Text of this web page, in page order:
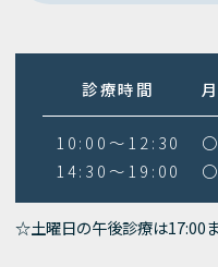
診療時間 月
10:00～12:30 〇
14:30～19:00
〇
☆土曜日の午後診療は17:00